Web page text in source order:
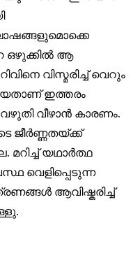
ഒഴുക്കിൽ ആ
വിസ്മരിച്ച് വെറും
ഇത്തരം
വീഴാൻ കാരണം.
യഥാർത്ഥ
വെളിപ്പെടുന്ന
ആവിഷ്കരിച്ച്